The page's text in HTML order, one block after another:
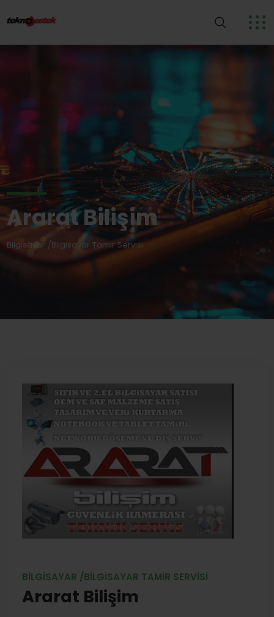
Ararat Bilişim
Bilgisayar /Bilgisayar Tamir Servisi
BILGISAYAR /BILGISAYAR TAMIR SERVISI
Ararat Bilişim